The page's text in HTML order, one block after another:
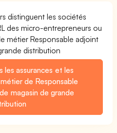
distinguent les sociétés
des micro-entrepreneurs ou
métier Responsable adjoint
distribution
les assurances et les
de Responsable
magasin de grande